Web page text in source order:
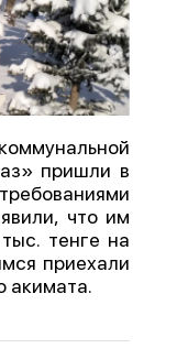
пришли в
что им
тенге на
приехали
акимата.